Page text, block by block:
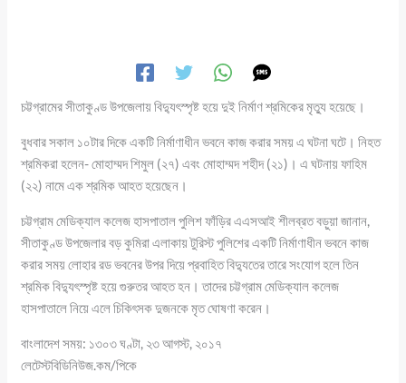
চট্টগ্রামের সীতাকুণ্ড উপজেলায় বিদ্যুৎস্পৃষ্ট হয়ে দুই নির্মাণ শ্রমিকের মৃত্যু হয়েছে।
বুধবার সকাল ১০টার দিকে একটি নির্মাণাধীন ভবনে কাজ করার সময় এ ঘটনা ঘটে। নিহত
শ্রমিকরা হলেন- মোহাম্মদ শিমুল (২৭) এবং মোহাম্মদ শহীদ (২১)। এ ঘটনায় ফাহিম
(২২) নামে এক শ্রমিক আহত হয়েছেন।
চট্টগ্রাম মেডিক্যাল কলেজ হাসপাতাল পুলিশ ফাঁড়ির এএসআই শীলব্রত বড়ুয়া জানান,
সীতাকুণ্ড উপজেলার বড় কুমিরা এলাকায় টুরিস্ট পুলিশের একটি নির্মাণাধীন ভবনে কাজ
করার সময় লোহার রড ভবনের উপর দিয়ে প্রবাহিত বিদ্যুতের তারে সংযোগ হলে তিন
শ্রমিক বিদ্যুৎস্পৃষ্ট হয়ে গুরুতর আহত হন। তাদের চট্টগ্রাম মেডিক্যাল কলেজ
হাসপাতালে নিয়ে এলে চিকিৎসক দুজনকে মৃত ঘোষণা করেন।
বাংলাদেশ সময়: ১৩০৩ ঘণ্টা, ২৩ আগস্ট, ২০১৭
লেটেস্টবিডিনিউজ.কম/পিকে